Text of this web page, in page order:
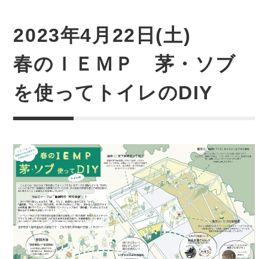
2023年4月22日(土)
春のＩＥＭＰ 茅・ソブ
を使ってトイレのDIY